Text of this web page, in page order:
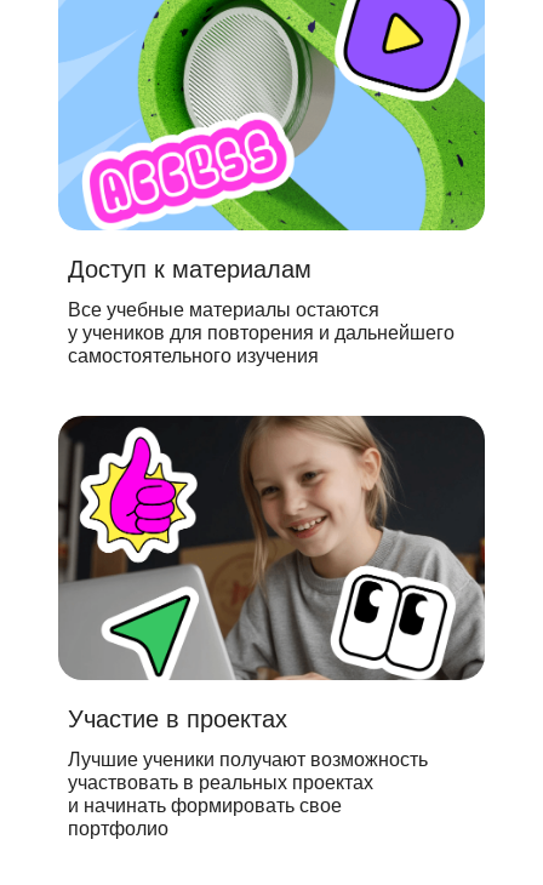
Доступ к материалам
Все учебные материалы остаются
у учеников для повторения и дальнейшего
самостоятельного изучения
Участие в проектах
Лучшие ученики получают возможность
участвовать в реальных проектах
и начинать формировать свое
портфолио